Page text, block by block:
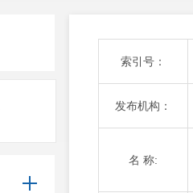
索引号：
发布机构：
名 称: